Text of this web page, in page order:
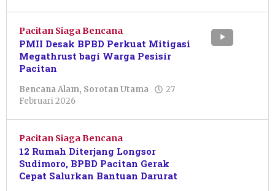
Primanto
Pacitan Siaga Bencana
PMII Desak BPBD Perkuat Mitigasi
Megathrust bagi Warga Pesisir
Pacitan
Bencana Alam, Sorotan Utama
27
Februari 2026
Azizah
Pacitan Siaga Bencana
12 Rumah Diterjang Longsor
Sudimoro, BPBD Pacitan Gerak
Cepat Salurkan Bantuan Darurat